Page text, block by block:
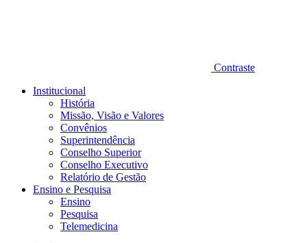
Contraste
Institucional
História
Missão, Visão e Valores
Convênios
Superintendência
Conselho Superior
Conselho Executivo
Relatório de Gestão
Ensino e Pesquisa
Ensino
Pesquisa
Telemedicina